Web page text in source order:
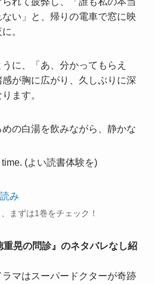
い」と、帰りの電車で窓に映
。
に、「あ、分かってもらえ
が胸に広がり、久しぶりに深
ます。
の白湯を飲みながら、静かな
(よい読書体験を)
み
まずは1巻をチェック！
重晃の問診』のネタバレなし紹
マはスーパードクターが奇跡